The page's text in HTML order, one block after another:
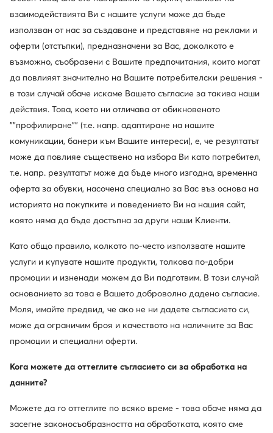
Love Moschino Adidas Originals
Kappa Jenny Fairy
Wish DC Shoes
Beverly Hills Polo Club
Nine West Nelli Blu
Simple GINO ROSSI
Покажете повече марки
Един клуб, предимства на много места.
Промоции само за членовете на клуба, удължен
срок за връщане и много повече. Отключете
MODIVOclub GOLD и получавайте
Използвайте MODIVOclub Научете повече
Отстъпки само
за членовете на клуба
взаимодействията Ви с нашите услуги може да бъде
използван от нас за създаване и представяне на реклами и
оферти (отстъпки), предназначени за Вас, доколкото е
възможно, съобразени с Вашите предпочитания, които могат
да повлияят значително на Вашите потребителски решения -
в този случай обаче искаме Вашето съгласие за такива наши
действия. Това, което ни отличава от обикновеното
""профилиране"" (т.е. напр. адаптиране на нашите
комуникации, банери към Вашите интереси), е, че резултатът
може да повлияе съществено на избора Ви като потребител,
т.е. напр. резултатът може да бъде много изгодна, временна
оферта за обувки, насочена специално за Вас въз основа на
историята на покупките и поведението Ви на нашия сайт,
която няма да бъде достъпна за други наши Клиенти.
Като общо правило, колкото по-често използвате нашите
услуги и купувате нашите продукти, толкова по-добри
промоции и изненади можем да Ви подготвим. В този случай
основанието за това е Вашето доброволно дадено съгласие.
Моля, имайте предвид, че ако не ни дадете съгласието си,
може да ограничим броя и качеството на наличните за Вас
промоции и специални оферти.
Кога можете да оттеглите съгласието си за обработка на
данните?
Можете да го оттеглите по всяко време - това обаче няма да
засегне законосъобразността на обработката, която сме